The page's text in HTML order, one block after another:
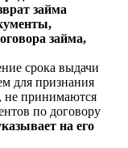
займа
займа,
срока выдачи
для признания
не принимаются
по договору
на его